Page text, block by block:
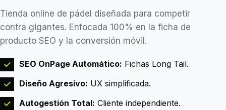
Tienda online de pádel diseñada para competir
contra gigantes. Enfocada 100% en la ficha de
producto SEO y la conversión móvil.
✓ SEO OnPage Automático: Fichas Long Tail.
✓ Diseño Agresivo: UX simplificada.
✓ Autogestión Total: Cliente independiente.